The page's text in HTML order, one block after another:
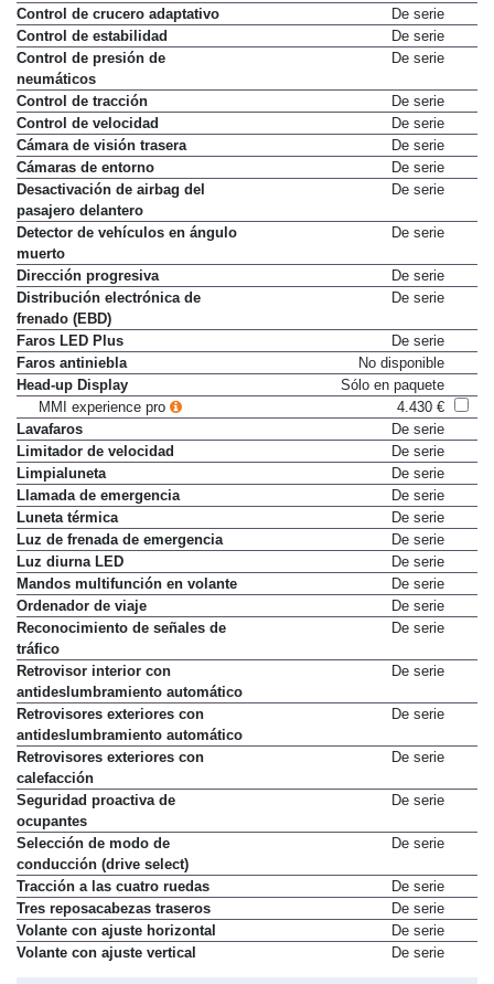
en altura
Control de crucero adaptativo
De serie
Control de estabilidad
De serie
Control de presión de
neumáticos
Control de tracción
De serie
Control de velocidad
De serie
Cámara de visión trasera
De serie
Cámaras de entorno
De serie
Desactivación de airbag del
pasajero delantero
Detector de vehículos en ángulo
muerto
Dirección progresiva
De serie
Distribución electrónica de
frenado (EBD)
Faros LED Plus
De serie
Faros antiniebla
No disponible
Head-up Display
Sólo en paquete
MMI experience pro
4.430 €
Lavafaros
De serie
Limitador de velocidad
De serie
Limpialuneta
De serie
Llamada de emergencia
De serie
Luneta térmica
De serie
Luz de frenada de emergencia
De serie
Luz diurna LED
De serie
Mandos multifunción en volante
De serie
Ordenador de viaje
De serie
Reconocimiento de señales de
tráfico
Retrovisor interior con
antideslumbramiento automático
Retrovisores exteriores con
antideslumbramiento automático
Retrovisores exteriores con
calefacción
Seguridad proactiva de
ocupantes
Selección de modo de
conducción (drive select)
Tracción a las cuatro ruedas
De serie
Tres reposacabezas traseros
De serie
Volante con ajuste horizontal
De serie